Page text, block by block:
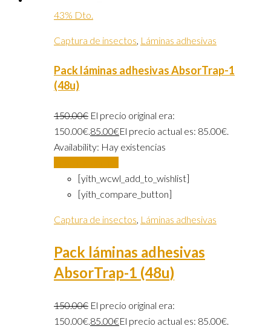
43% Dto.
Captura de insectos, Láminas adhesivas
Pack láminas adhesivas AbsorTrap-1
(48u)
150.00€ El precio original era:
150.00€.85.00€El precio actual es: 85.00€.
Availability: Hay existencias
[yith_wcwl_add_to_wishlist]
[yith_compare_button]
Captura de insectos, Láminas adhesivas
Pack láminas adhesivas
AbsorTrap-1 (48u)
150.00€ El precio original era:
150.00€.85.00€El precio actual es: 85.00€.